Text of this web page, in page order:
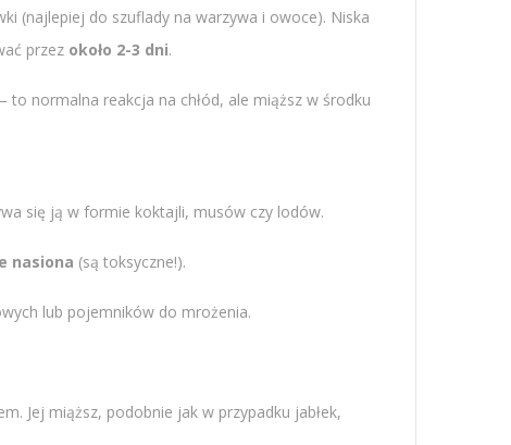
(najlepiej do szuflady na warzywa i owoce). Niska
przez około 2-3 dni.
normalna reakcja na chłód, ale miąższ w środku
się ją w formie koktajli, musów czy lodów.
nasiona (są toksyczne!).
lub pojemników do mrożenia.
Jej miąższ, podobnie jak w przypadku jabłek,